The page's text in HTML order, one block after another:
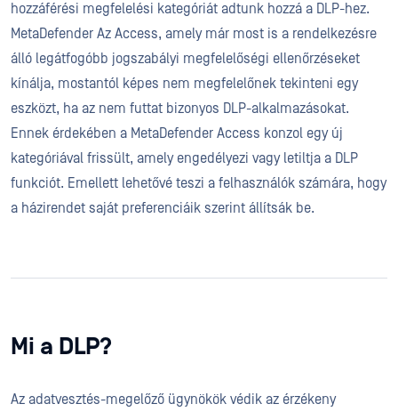
hozzáférési megfelelési kategóriát adtunk hozzá a DLP-hez.
MetaDefender Az Access, amely már most is a rendelkezésre
álló legátfogóbb jogszabályi megfelelőségi ellenőrzéseket
kínálja, mostantól képes nem megfelelőnek tekinteni egy
eszközt, ha az nem futtat bizonyos DLP-alkalmazásokat.
Ennek érdekében a MetaDefender Access konzol egy új
kategóriával frissült, amely engedélyezi vagy letiltja a DLP
funkciót. Emellett lehetővé teszi a felhasználók számára, hogy
a házirendet saját preferenciáik szerint állítsák be.
Mi a DLP?
Az adatvesztés-megelőző ügynökök védik az érzékeny